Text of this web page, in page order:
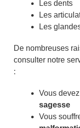
Les dents
Les
Les
De nombreuses
consulter notre
:
Vous
sagesse
Vous